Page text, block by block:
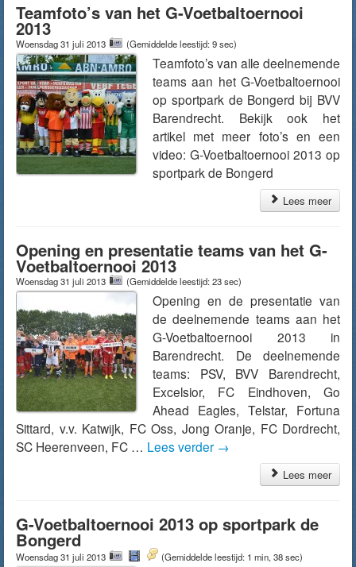
Teamfoto’s van het G-Voetbaltoernooi
2013
Woensdag 31 juli 2013 (Gemiddelde leestijd: 9 sec)
Teamfoto’s van alle deelnemende
teams aan het G-Voetbaltoernooi
op sportpark de Bongerd bij BVV
Barendrecht. Bekijk ook het
artikel met meer foto’s en een
video: G-Voetbaltoernooi 2013 op
sportpark de Bongerd
Lees meer
Opening en presentatie teams van het G-
Voetbaltoernooi 2013
Woensdag 31 juli 2013 (Gemiddelde leestijd: 23 sec)
Opening en de presentatie van
de deelnemende teams aan het
G-Voetbaltoernooi 2013 in
Barendrecht. De deelnemende
teams: PSV, BVV Barendrecht,
Excelsior, FC Eindhoven, Go
Ahead Eagles, Telstar, Fortuna
Sittard, v.v. Katwijk, FC Oss, Jong Oranje, FC Dordrecht,
SC Heerenveen, FC … Lees verder →
Lees meer
G-Voetbaltoernooi 2013 op sportpark de
Bongerd
Woensdag 31 juli 2013 (Gemiddelde leestijd: 1 min, 38 sec)